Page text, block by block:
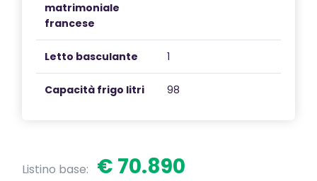
matrimoniale
francese
Letto basculante 1
Capacità frigo litri 98
Listino base: € 70.890